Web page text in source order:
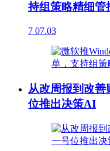
持组策略精细管
7 07.03
从改周报到改
位推出决策AI